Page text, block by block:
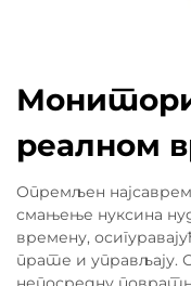
реалном
Опремљен
смањење нуксина
времену,
прате и управљају.